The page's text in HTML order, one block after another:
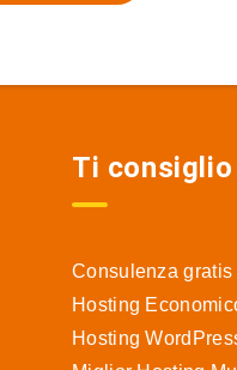
Ti
Consulenza
Hosting
Hosting